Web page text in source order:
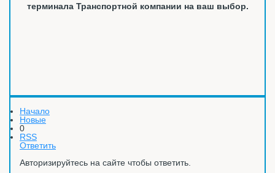
терминала Транспортной компании на ваш выбор.
Начало
Новые
0
RSS
Ответить
Авторизируйтесь на сайте чтобы ответить.